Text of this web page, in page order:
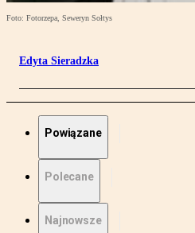
Foto: Fotorzepa, Seweryn Sołtys
Edyta Sieradzka
Powiązane
Polecane
Najnowsze